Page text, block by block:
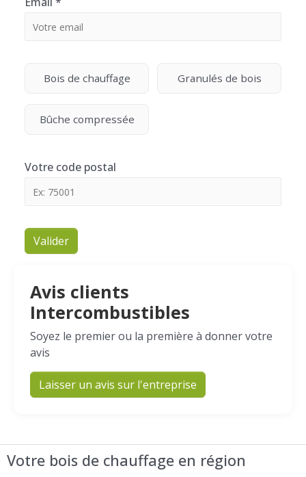
Bois de chauffage Granulés de bois
Bûche compressée
Votre code postal
Valider
Avis clients
Intercombustibles
Soyez le premier ou la première à donner votre
avis
Laisser un avis sur l'entreprise
Votre bois de chauffage en région